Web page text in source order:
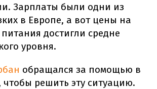
Зарплаты были одни из
в Европе, а вот цены на
достигли средне
уровня.
обращался за помощью в
чтобы решить эту ситуацию.